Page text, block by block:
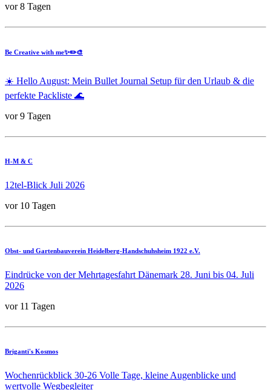
vor 8 Tagen
Be Creative with me✨✏️🎨
☀️ Hello August: Mein Bullet Journal Setup für den Urlaub & die
perfekte Packliste 🌊
vor 9 Tagen
H-M & C
12tel-Blick Juli 2026
vor 10 Tagen
Obst- und Gartenbauverein Heidelberg-Handschuhsheim 1922 e.V.
Eindrücke von der Mehrtagesfahrt Dänemark 28. Juni bis 04. Juli
2026
vor 11 Tagen
Briganti's Kosmos
Wochenrückblick 30-26 Volle Tage, kleine Augenblicke und
wertvolle Wegbegleiter